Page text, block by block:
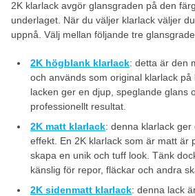
2K klarlack avgör glansgraden på den
underlaget. När du väljer klarlack väljer
uppnå. Välj mellan följande tre
2K högblank klarlack: detta är den
och används som original klarlack på
lacken ger en djup, speglande glans
professionellt resultat.
2K matt klarlack: denna klarlack
effekt. En 2K klarlack som är matt är
skapa en unik och tuff look. Tänk
känslig för repor, fläckar och andra
2K sidenmatt klarlack: denna lack